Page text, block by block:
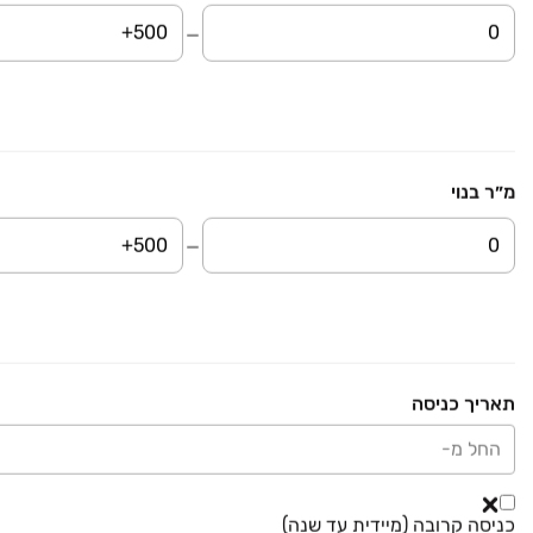
מ״ר בנוי
תאריך כניסה
החל מ-
כניסה קרובה (מיידית עד שנה)
מגרשים, מב"ת צפון, אזור תעשיה ישן, ראשון לציון